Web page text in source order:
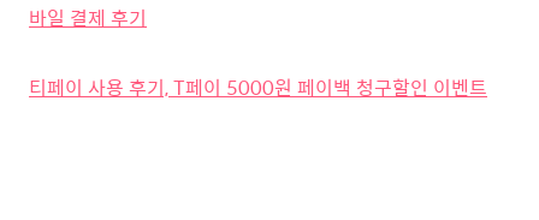
바일 결제 후기
티페이 사용 후기, T페이 5000원 페이백 청구할인 이벤트